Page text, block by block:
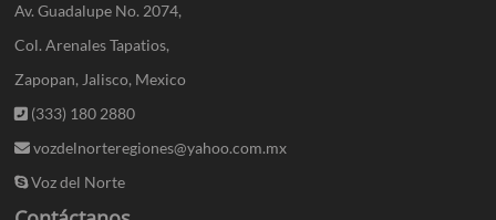
Av. Guadalupe No. 2074,
Col. Arenales Tapatios,
Zapopan, Jalisco, Mexico
(333) 180 2880
vozdelnorteregiones@yahoo.com.mx
Voz del Norte